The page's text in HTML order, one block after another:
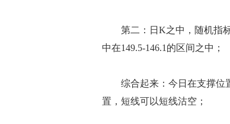
第二：日K之中，随机指标
中在149.5-146.1的区间之中；
综合起来：今日在支撑位置
置，短线可以短线沽空；